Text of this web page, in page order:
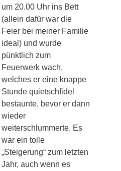
um 20.00 Uhr ins Bett
(allein dafür war die
Feier bei meiner Familie
ideal) und wurde
pünktlich zum
Feuerwerk wach,
welches er eine knappe
Stunde quietschfidel
bestaunte, bevor er dann
wieder
weiterschlummerte. Es
war ein tolle
„Steigerung“ zum letzten
Jahr, auch wenn es